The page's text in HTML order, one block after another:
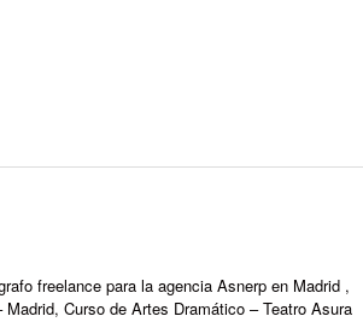
freelance para la agencia Asnerp en Madrid ,
Curso de Artes Dramático – Teatro Asura